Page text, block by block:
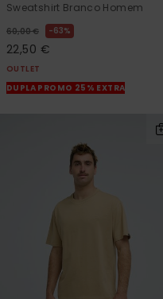
Sweatshirt Branco Homem
60,00 € 63%
22,50 €
OUTLET
DUPLA PROMO 25% EXTRA